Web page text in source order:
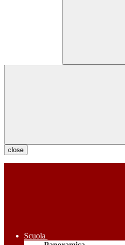
close
Scuola